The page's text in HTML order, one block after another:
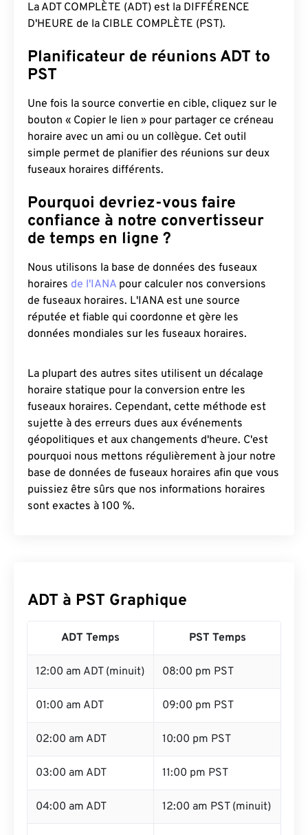
La ADT COMPLÈTE (ADT) est la DIFFÉRENCE
D'HEURE de la CIBLE COMPLÈTE (PST).
Planificateur de réunions ADT to
PST
Une fois la source convertie en cible, cliquez sur le
bouton « Copier le lien » pour partager ce créneau
horaire avec un ami ou un collègue. Cet outil
simple permet de planifier des réunions sur deux
fuseaux horaires différents.
Pourquoi devriez-vous faire
confiance à notre convertisseur
de temps en ligne ?
Nous utilisons la base de données des fuseaux
horaires de l'IANA pour calculer nos conversions
de fuseaux horaires. L'IANA est une source
réputée et fiable qui coordonne et gère les
données mondiales sur les fuseaux horaires.
La plupart des autres sites utilisent un décalage
horaire statique pour la conversion entre les
fuseaux horaires. Cependant, cette méthode est
sujette à des erreurs dues aux événements
géopolitiques et aux changements d'heure. C'est
pourquoi nous mettons régulièrement à jour notre
base de données de fuseaux horaires afin que vous
puissiez être sûrs que nos informations horaires
sont exactes à 100 %.
ADT à PST Graphique
ADT Temps PST Temps
12:00 am ADT (minuit) 08:00 pm PST
01:00 am ADT 09:00 pm PST
02:00 am ADT 10:00 pm PST
03:00 am ADT 11:00 pm PST
04:00 am ADT 12:00 am PST (minuit)